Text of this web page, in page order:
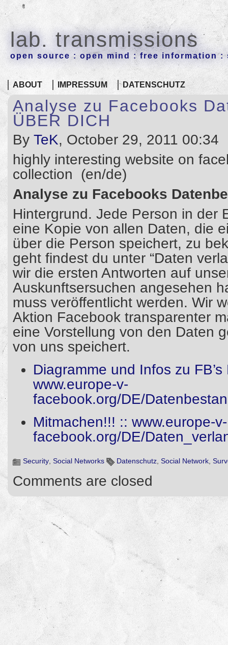
lab. transmissions
open source : open mind : free information :
ABOUT IMPRESSUM DATENSCHUTZ
Analyse zu Facebooks
ÜBER DICH
By TeK, October 29, 2011 00:34
highly interesting website on
collection (en/de)
Analyse zu Facebooks
Hintergrund. Jede Person in der
eine Kopie von allen Daten, die
über die Person speichert, zu
geht findest du unter “Daten
wir die ersten Antworten auf
Auskunftsersuchen angesehen
muss veröffentlicht werden. Wir
Aktion Facebook transparenter
eine Vorstellung von den Daten
von uns speichert.
Diagramme und Infos zu
www.europe-v-
facebook.org/DE/
Mitmachen!!! :: www.europe-v-
facebook.org/DE/
Security Social Networks Datenschutz Social Network
Comments are closed